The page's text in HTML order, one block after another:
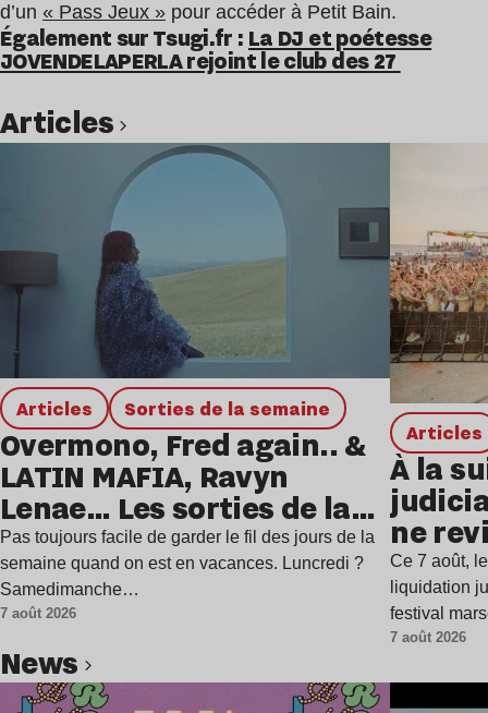
d’un « Pass Jeux » pour accéder à Petit Bain.
Également sur Tsugi.fr : La DJ et poétesse
JOVENDELAPERLA rejoint le club des 27
Articles
Articles Sorties de la semaine
Overmono, Fred again.. &
LATIN MAFIA, Ravyn
Lenae… Les sorties de la
semaine
Pas toujours facile de garder le fil des jours de la
semaine quand on est en vacances. Luncredi ?
Samedimanche…
7 août 2026
Articles
À la
ne
Ce 7 août,
liquidation
festival
7 août 2026
news
Lire l’article